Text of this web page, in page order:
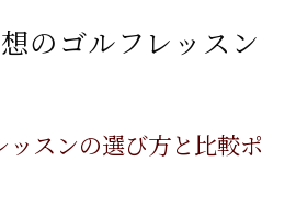
のゴルフレッスン
スンの選び方と比較ポ